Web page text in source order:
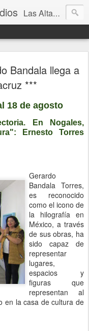
Las Altas Montañas Multimedios
Bandala llega a
***
18 de agosto
En Nogales,
Ernesto Torres
Gerardo
Bandala Torres,
es reconocido
como el icono de
la hilografía en
México, a través
de sus obras, ha
sido capaz de
representar
lugares,
espacios y
figuras que
representan al
en la casa de cultura de